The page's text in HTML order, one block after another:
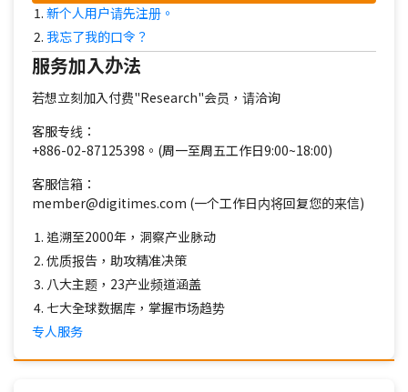
新个人用户请先注册。
我忘了我的口令？
服务加入办法
若想立刻加入付费"Research"会员，请洽询
客服专线：
+886-02-87125398。(周一至周五工作日9:00~18:00)
客服信箱：
member@digitimes.com (一个工作日内将回复您的来信)
追溯至2000年，洞察产业脉动
优质报告，助攻精准决策
八大主题，23产业频道涵盖
七大全球数据库，掌握市场趋势
专人服务